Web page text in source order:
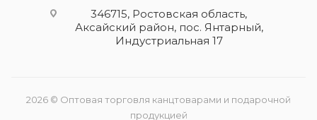
346715, Ростовская область​,
Аксайский район, пос. Янтарный,
Индустриальная 17
2026 © Оптовая торговля канцтоварами и подарочной
продукцией